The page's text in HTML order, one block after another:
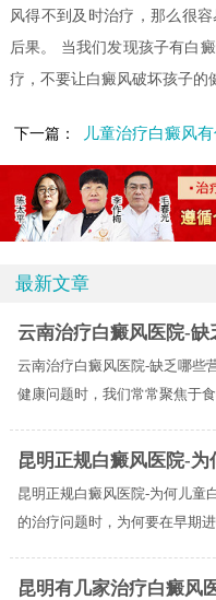
风得不到及时治疗，那么很
后果。 当我们发现孩子有白
疗，不要让白癜风破坏孩子的
下一篇： 儿童治疗白癜风
最新文章
云南治疗白癜风医院-
云南治疗白癜风医院-缺乏哪些
健康问题时，我们常常聚焦于
昆明正规白癜风医院-
昆明正规白癜风医院-为何儿童
的治疗问题时，为何要在早期
昆明有几家治疗白癜风